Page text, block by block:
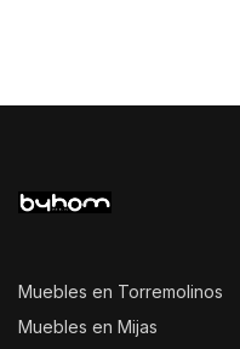
Muebles en Torremolinos
Muebles en Mijas